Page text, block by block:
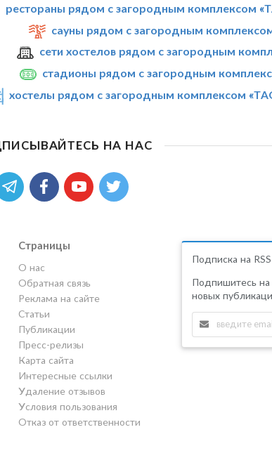
рестораны рядом с загородным комплексом
сауны рядом с загородным
сети хостелов рядом с загородным
стадионы рядом с загородным
хостелы рядом с загородным комплексом
НА НАС
Страницы
О нас
Обратная связь
Реклама на сайте
Статьи
Публикации
Пресс-релизы
Карта сайта
Интересные ссылки
Удаление отзывов
Условия пользования
Отказ от ответственности
Подписка на
Подпишитесь на
новых